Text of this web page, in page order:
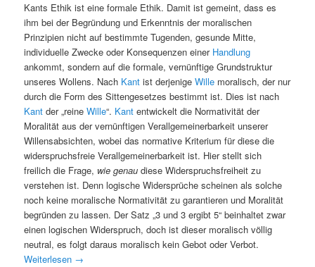
Kants Ethik ist eine formale Ethik. Damit ist gemeint, dass es
ihm bei der Begründung und Erkenntnis der moralischen
Prinzipien nicht auf bestimmte Tugenden, gesunde Mitte,
individuelle Zwecke oder Konsequenzen einer Handlung
ankommt, sondern auf die formale, vernünftige Grundstruktur
unseres Wollens. Nach Kant ist derjenigeWille moralisch, der nur
durch die Form des Sittengesetzes bestimmt ist. Dies ist nach
Kant der „reineWille“. Kant entwickelt die Normativität der
Moralität aus der vernünftigen Verallgemeinerbarkeit unserer
Willensabsichten, wobei das normative Kriterium für diese die
widerspruchsfreie Verallgemeinerbarkeit ist. Hier stellt sich
freilich die Frage, wie genau diese Widerspruchsfreiheit zu
verstehen ist. Denn logische Widersprüche scheinen als solche
noch keine moralische Normativität zu garantieren und Moralität
begründen zu lassen. Der Satz „3 und 3 ergibt 5“ beinhaltet zwar
einen logischen Widerspruch, doch ist dieser moralisch völlig
neutral, es folgt daraus moralisch kein Gebot oder Verbot.
Weiterlesen →